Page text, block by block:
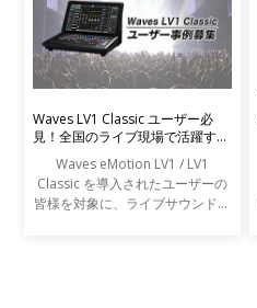
Waves LV1 Classic ユーザー必
見！全国のライブ現場で活躍する
Waves eMotion LV1 / LV1
Classic を導入されたユーザーの
皆様を対象に、ライブサウンドの